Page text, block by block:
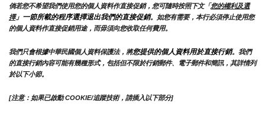
倘若您不希望我們使用您的個人資料作直接促銷，您可隨時按照下文「您的權利及選
擇」一節所載的程序選擇退出我們的直接促銷。如您有需要，本行必須停止使用您
的個人資料作直接促銷用途，而毋須向您收取任何費用。
我們只會根據中華民國個人資料保護法，將您提供的個人資料用於直接行銷。我們
的直接行銷內容可能有幾種形式，包括但不限於行銷郵件、電子郵件和簡訊，其詳情列
於以下小節。
[注意：如果已啟動 COOKIE/追蹤技術，請插入以下部分]